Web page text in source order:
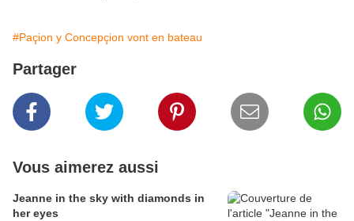
#Paçion y Concepçion vont en bateau
Partager
Vous aimerez aussi
Jeanne in the sky with diamonds in
her eyes